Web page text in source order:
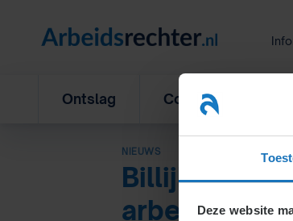
Deze website
Ontslag Concurrentiebeding
NIEUWS
Billijke